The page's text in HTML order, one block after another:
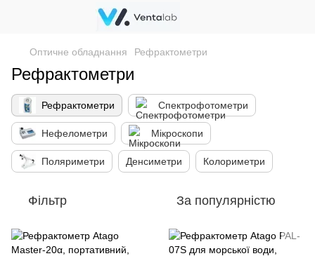
Оптичне обладнання Рефрактометри
Рефрактометри
Рефрактометри Спектрофотометри
Нефелометри Мікроскопи
Поляриметри Денсиметри Колориметри
Фільтр За популярністю